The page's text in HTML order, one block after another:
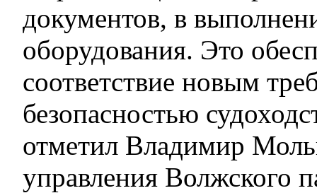
документов, в
оборудования. Это
соответствие новым
безопасностью
отметил Владимир
управления Волжского